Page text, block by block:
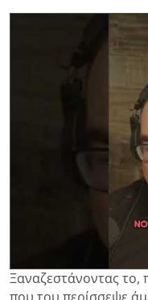
Ξαναζεστάνοντας το,